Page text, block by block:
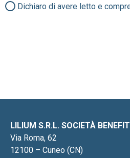
Dichiaro di avere letto e
LILIUM S.R.L. SOCIETÀ BENEFIT
Via Roma, 62
12100 – Cuneo (CN)